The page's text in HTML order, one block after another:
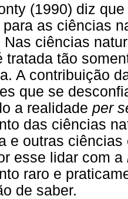
(1990) diz
para as ciências
Nas ciências
tratada tão
A contribuição
que se
a realidade per
das ciências
e outras
esse lidar com a
raro e
de saber.